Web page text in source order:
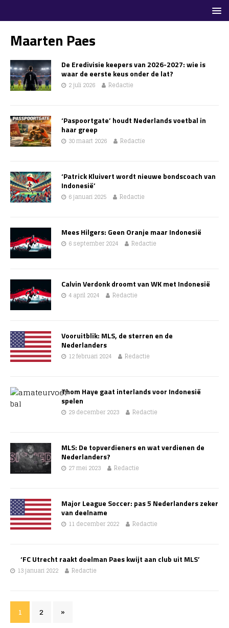
Maarten Paes
De Eredivisie keepers van 2026-2027: wie is
waar de eerste keus onder de lat?
2 juli 2026 Redactie
‘Paspoortgate’ houdt Nederlands voetbal in
haar greep
30 maart 2026 Redactie
‘Patrick Kluivert wordt nieuwe bondscoach van
Indonesië’
6 januari 2025 Redactie
Mees Hilgers: Geen Oranje maar Indonesië
6 september 2024 Redactie
Calvin Verdonk droomt van WK met Indonesië
4 april 2024 Redactie
Vooruitblik: MLS, de sterren en de
Nederlanders
12 februari 2024 Redactie
Thom Haye gaat interlands voor Indonesië
spelen
29 december 2023 Redactie
MLS: De topverdieners en wat verdienen de
Nederlanders?
27 mei 2023 Redactie
Major League Soccer: pas 5 Nederlanders zeker
van deelname
11 december 2022 Redactie
‘FC Utrecht raakt doelman Paes kwijt aan club uit MLS’
13 januari 2022 Redactie
1 2 »